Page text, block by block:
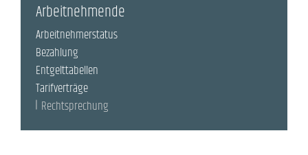
Arbeitnehmende
Arbeitnehmerstatus
Bezahlung
Entgelttabellen
Tarifverträge
Rechtsprechung